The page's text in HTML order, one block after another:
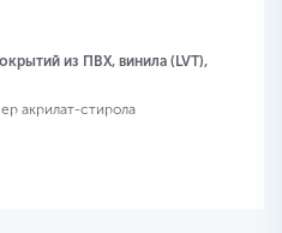
из ПВХ, винила (LVT),
акрилат-стирола